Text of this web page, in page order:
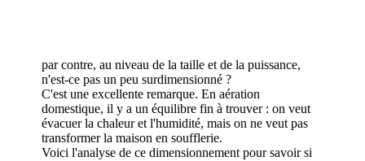
par contre, au niveau de la taille et de la puissance,
n'est-ce pas un peu surdimensionné ?
C'est une excellente remarque. En aération
domestique, il y a un équilibre fin à trouver : on veut
évacuer la chaleur et l'humidité, mais on ne veut pas
transformer la maison en soufflerie.
Voici l'analyse de ce dimensionnement pour savoir si